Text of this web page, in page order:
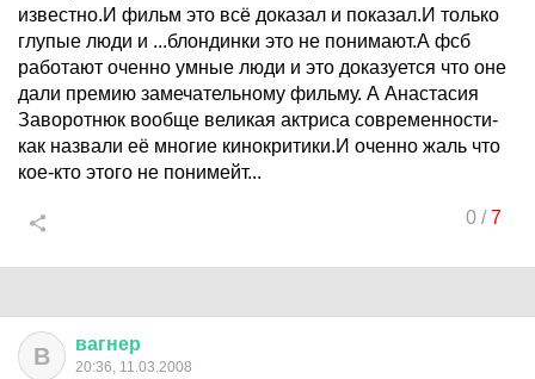
известно.И фильм это всё доказал и показал.И только
глупые люди и ...блондинки это не понимают.А фсб
работают оченно умные люди и это доказуется что оне
дали премию замечательному фильму. А Анастасия
Заворотнюк вообще великая актриса современности-
как назвали её многие кинокритики.И оченно жаль что
кое-кто этого не понимейт...
0/7
В вагнер
20:36, 11.03.2008